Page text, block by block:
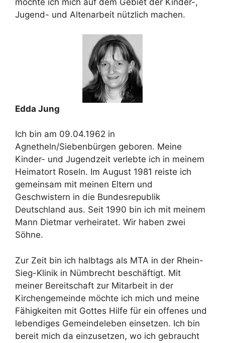
möchte ich mich auf dem Gebiet der Kinder-,
Jugend- und Altenarbeit nützlich machen.
Edda Jung
Ich bin am 09.04.1962 in
Agnetheln/Siebenbürgen geboren. Meine
Kinder- und Jugendzeit verlebte ich in meinem
Heimatort Roseln. Im August 1981 reiste ich
gemeinsam mit meinen Eltern und
Geschwistern in die Bundesrepublik
Deutschland aus. Seit 1990 bin ich mit meinem
Mann Dietmar verheiratet. Wir haben zwei
Söhne.
Zur Zeit bin ich halbtags als MTA in der Rhein-
Sieg-Klinik in Nümbrecht beschäftigt. Mit
meiner Bereitschaft zur Mitarbeit in der
Kirchengemeinde möchte ich mich und meine
Fähigkeiten mit Gottes Hilfe für ein offenes und
lebendiges Gemeindeleben einsetzen. Ich bin
bereit mich da einzusetzen, wo ich gebraucht